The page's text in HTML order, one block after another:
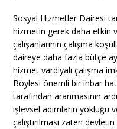
Sosyal Hizmetler Dairesi
hizmetin gerek daha etkin
çalışanlarının çalışma
daireye daha fazla bütçe
hizmet vardiyalı çalışma
Böylesi önemli bir ihbar
tarafından aranmasının
işlevsel adımların yokluğu
çalıştırılması zaten